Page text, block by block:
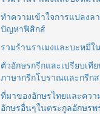
ทำความเข้าใจการแปลง
ปัญหาฟิสิกส์
รวมร้านราเมงและบะหมี่ใ
ตัวอักษรกรีกและเปรียบเที
ภาษากรีกโบราณและกรีก
ที่มาของอักษรไทยและควา
อักษรอื่นๆในตระกูลอักษรพ